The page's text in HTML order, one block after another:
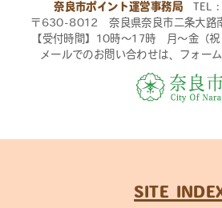
奈良市ポイント運営事務局 TEL
〒630-8012 奈良県奈良市二条大路
【受付時間】10時〜17時 月〜金（祝
メールでのお問い合わせは、フォー
SITE